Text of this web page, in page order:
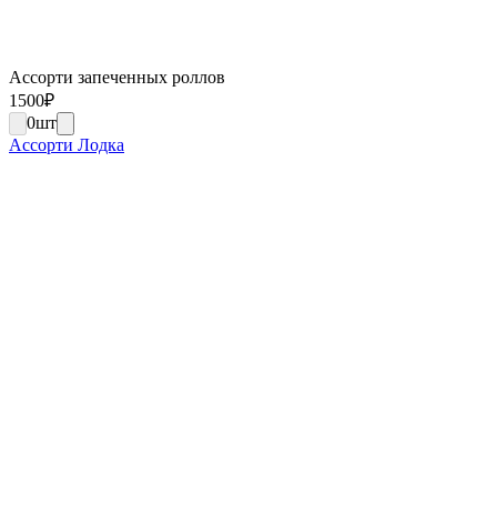
Ассорти запеченных роллов
1500₽
0шт
Ассорти Лодка